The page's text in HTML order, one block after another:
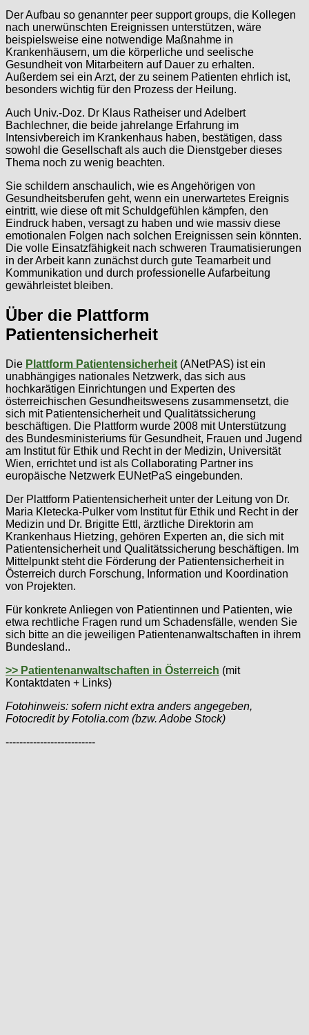
Der Aufbau so genannter peer support groups, die Kollegen
nach unerwünschten Ereignissen unterstützen, wäre
beispielsweise eine notwendige Maßnahme in
Krankenhäusern, um die körperliche und seelische
Gesundheit von Mitarbeitern auf Dauer zu erhalten.
Außerdem sei ein Arzt, der zu seinem Patienten ehrlich ist,
besonders wichtig für den Prozess der Heilung.
Auch Univ.-Doz. Dr Klaus Ratheiser und Adelbert
Bachlechner, die beide jahrelange Erfahrung im
Intensivbereich im Krankenhaus haben, bestätigen, dass
sowohl die Gesellschaft als auch die Dienstgeber dieses
Thema noch zu wenig beachten.
Sie schildern anschaulich, wie es Angehörigen von
Gesundheitsberufen geht, wenn ein unerwartetes Ereignis
eintritt, wie diese oft mit Schuldgefühlen kämpfen, den
Eindruck haben, versagt zu haben und wie massiv diese
emotionalen Folgen nach solchen Ereignissen sein könnten.
Die volle Einsatzfähigkeit nach schweren Traumatisierungen
in der Arbeit kann zunächst durch gute Teamarbeit und
Kommunikation und durch professionelle Aufarbeitung
gewährleistet bleiben.
Über die Plattform
Patientensicherheit
Die Plattform Patientensicherheit (ANetPAS) ist ein
unabhängiges nationales Netzwerk, das sich aus
hochkarätigen Einrichtungen und Experten des
österreichischen Gesundheitswesens zusammensetzt, die
sich mit Patientensicherheit und Qualitätssicherung
beschäftigen. Die Plattform wurde 2008 mit Unterstützung
des Bundesministeriums für Gesundheit, Frauen und Jugend
am Institut für Ethik und Recht in der Medizin, Universität
Wien, errichtet und ist als Collaborating Partner ins
europäische Netzwerk EUNetPaS eingebunden.
Der Plattform Patientensicherheit unter der Leitung von Dr.
Maria Kletecka-Pulker vom Institut für Ethik und Recht in der
Medizin und Dr. Brigitte Ettl, ärztliche Direktorin am
Krankenhaus Hietzing, gehören Experten an, die sich mit
Patientensicherheit und Qualitätssicherung beschäftigen. Im
Mittelpunkt steht die Förderung der Patientensicherheit in
Österreich durch Forschung, Information und Koordination
von Projekten.
Für konkrete Anliegen von Patientinnen und Patienten, wie
etwa rechtliche Fragen rund um Schadensfälle, wenden Sie
sich bitte an die jeweiligen Patientenanwaltschaften in ihrem
Bundesland..
>> Patientenanwaltschaften in Österreich (mit
Kontaktdaten + Links)
Fotohinweis: sofern nicht extra anders angegeben,
Fotocredit by Fotolia.com (bzw. Adobe Stock)
--------------------------